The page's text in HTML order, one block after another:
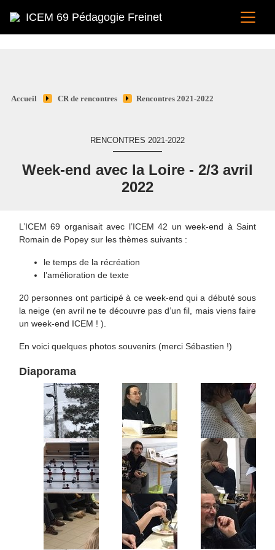
ICEM 69 Pédagogie Freinet
Accueil CR de rencontres Rencontres 2021-2022
RENCONTRES 2021-2022
Week-end avec la Loire - 2/3 avril
2022
L’ICEM 69 organisait avec l’ICEM 42 un week-end à Saint
Romain de Popey sur les thèmes suivants :
le temps de la récréation
l’amélioration de texte
20 personnes ont participé à ce week-end qui a débuté sous
la neige (en avril ne te découvre pas d’un fil, mais viens faire
un week-end ICEM ! ).
En voici quelques photos souvenirs (merci Sébastien !)
Diaporama